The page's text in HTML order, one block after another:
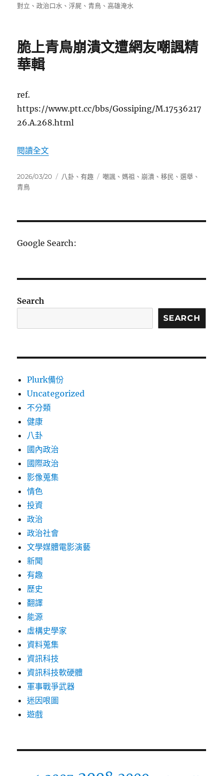
佈
類
籤
對立 、政治口水 、浮屍 、青鳥 、高雄淹水
脆上青鳥崩潰文遭網友嘲諷精
華輯
ref.
https://www.ptt.cc/bbs/Gossiping/M.17536217
26.A.268.html
閱讀全文〈脆上青鳥崩潰文遭網友嘲諷精華輯〉
發
佈
2026/03/20
分
八卦 、有趣
標
嘲諷 、媽祖 、 崩潰 、移民 、選舉 、
青鳥
Google Search:
Search
SEARCH
Plurk備份
Uncategorized
不分類
健康
八卦
國內政治
國際政治
影像蒐集
情色
投資
政治
政治社會
文學媒體電影演藝
新聞
有趣
歷史
翻譯
能源
虛構史學家
資料蒐集
資訊科技
資訊科技軟硬體
軍事戰爭武器
迷因哏圖
遊戲